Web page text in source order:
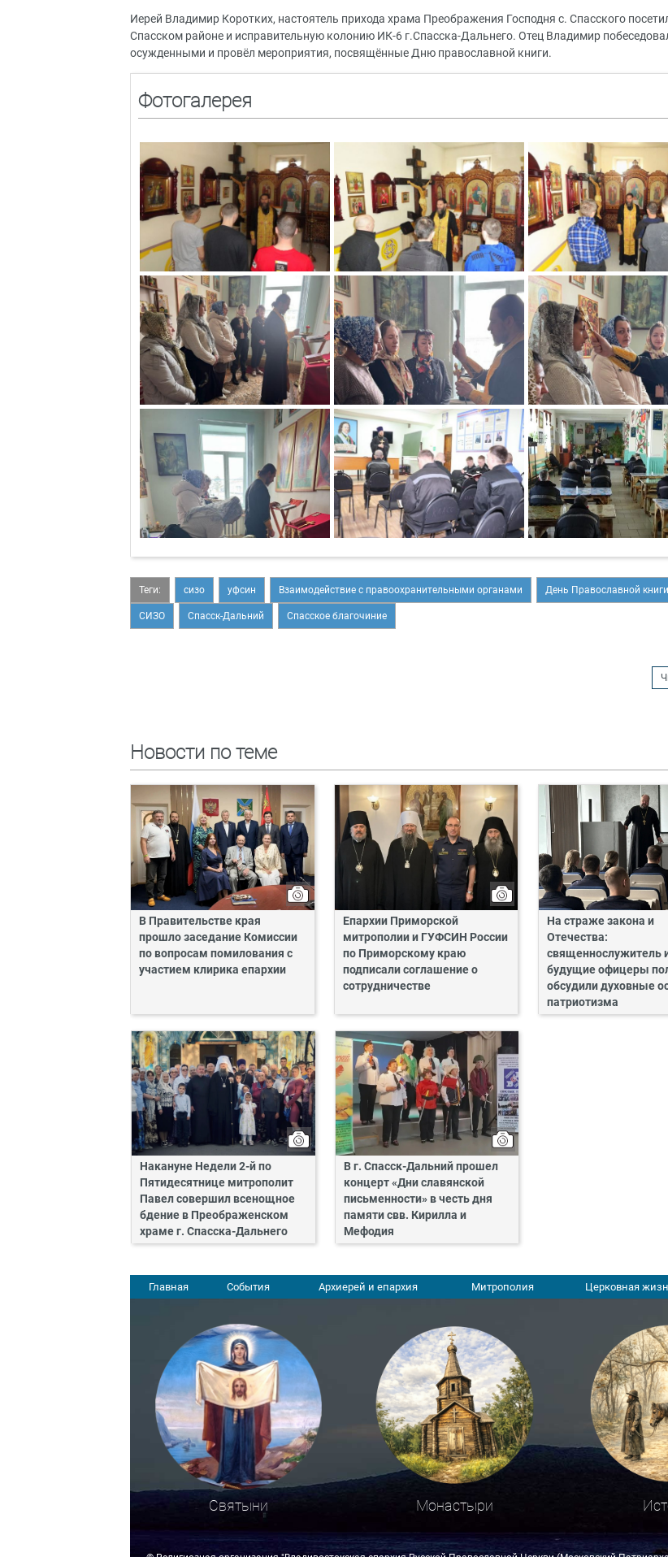
Иерей Владимир Коротких, настоятель прихода храма Преображения Господня с. Спасского
Спасском районе и исправительную колонию ИК-6 г.Спасска-Дальнего. Отец Владимир
осужденными и провёл мероприятия, посвящённые Дню православной книги.
Фотогалерея
Теги: сизо уфсин Взаимодействие с правоохранительными органами День Православной книги
СИЗО Спасск-Дальний Спасское благочиние
Новости по теме
В Правительстве края
прошло заседание Комиссии
по вопросам помилования с
участием клирика епархии
Епархии Приморской
митрополии и ГУФСИН России
по Приморскому краю
подписали соглашение о
сотрудничестве
На страже закона и
Отечества:
священнослужитель
будущие офицеры
обсудили духовные
патриотизма
Накануне Недели 2-й по
Пятидесятнице митрополит
Павел совершил всенощное
бдение в Преображенском
храме г. Спасска-Дальнего
В г. Спасск-Дальний прошел
концерт «Дни славянской
письменности» в честь дня
памяти свв. Кирилла и
Мефодия
Главная События Архиерей и епархия Митрополия Церковная
Святыни Монастыри